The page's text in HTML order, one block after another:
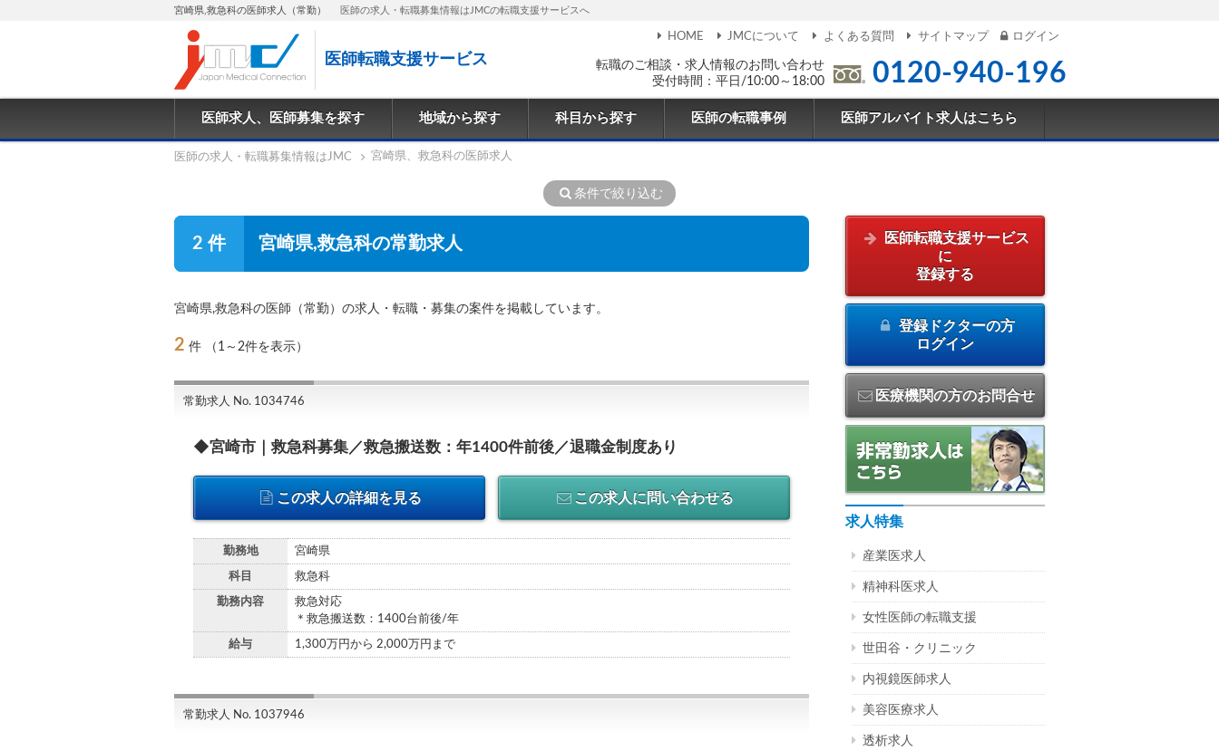
宮崎県,救急科の医師求人（常勤） 医師の求人・転職募集情報はJMCの転職支援サービスへ
医師転職支援サービス
転職のご相談・求人情報のお問い合わせ
受付時間：平日/10:00～18:00
0120-940-196
HOME JMCについて よくある質問 サイトマップ ログイン
医師求人、医師募集を探す 地域から探す 科目から探す 医師の転職事例 医師アルバイト求人はこちら
医師の求人・転職募集情報はJMC 宮崎県、救急科の医師求人
条件で絞り込む
2 件 宮崎県,救急科の常勤求人
宮崎県,救急科の医師（常勤）の求人・転職・募集の案件を掲載しています。
2 件 （1～2件を表示）
常勤求人 No. 1034746
◆宮崎市｜救急科募集／救急搬送数：年1400件前後／退職金制度あり
この求人の詳細を見る この求人に問い合わせる
勤務地 宮崎県
科目 救急科
勤務内容
救急対応
＊救急搬送数：1400台前後/年
給与 1,300万円から 2,000万円まで
常勤求人 No. 1037946
医師転職支援サービス
に
登録する
登録ドクターの方
ログイン
医療機関の方のお問合せ
求人特集
産業医求人
精神科医求人
女性医師の転職支援
世田谷・クリニック
内視鏡医師求人
美容医療求人
透析求人